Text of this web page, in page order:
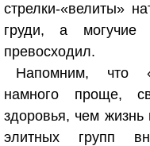
стрелки-«велиты»
груди, а
превосходил.
Напомним, что
намного проще,
здоровья, чем
элитных групп